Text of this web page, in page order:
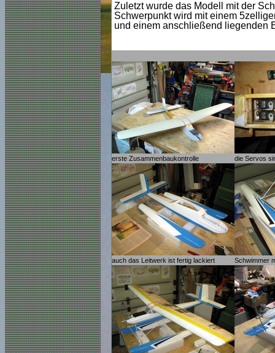
Zuletzt wurde das Modell
mit der
Schwerpunkt wird mit einem
und einem anschließend liegenden
erste Zusammenbaukontrolle die Servos
auch das Leitwerk ist fertig lackiert Schwimmer